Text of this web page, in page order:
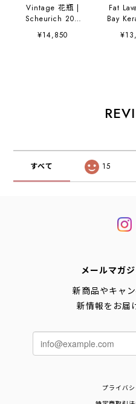
Vintage 花瓶 |
Scheurich 209
18
¥14,850
Fat
Bay
すべて 15
メールマガ
新商品やキャ
新情報をお届
プライバ